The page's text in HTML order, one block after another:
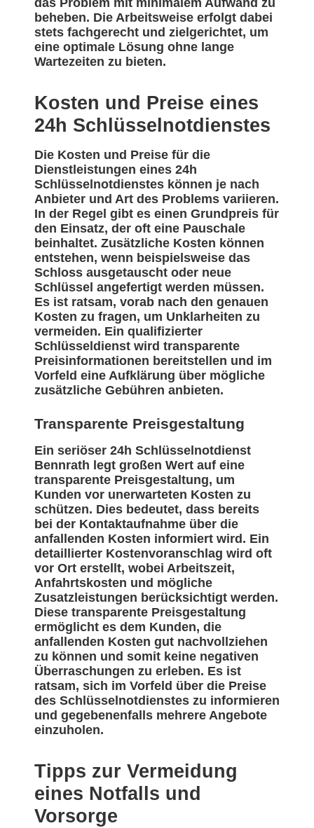
das Problem mit minimalem Aufwand zu
beheben. Die Arbeitsweise erfolgt dabei
stets fachgerecht und zielgerichtet, um
eine optimale Lösung ohne lange
Wartezeiten zu bieten.
Kosten und Preise eines
24h Schlüsselnotdienstes
Die Kosten und Preise für die
Dienstleistungen eines 24h
Schlüsselnotdienstes können je nach
Anbieter und Art des Problems variieren.
In der Regel gibt es einen Grundpreis für
den Einsatz, der oft eine Pauschale
beinhaltet. Zusätzliche Kosten können
entstehen, wenn beispielsweise das
Schloss ausgetauscht oder neue
Schlüssel angefertigt werden müssen.
Es ist ratsam, vorab nach den genauen
Kosten zu fragen, um Unklarheiten zu
vermeiden. Ein qualifizierter
Schlüsseldienst wird transparente
Preisinformationen bereitstellen und im
Vorfeld eine Aufklärung über mögliche
zusätzliche Gebühren anbieten.
Transparente Preisgestaltung
Ein seriöser 24h Schlüsselnotdienst
Bennrath legt großen Wert auf eine
transparente Preisgestaltung, um
Kunden vor unerwarteten Kosten zu
schützen. Dies bedeutet, dass bereits
bei der Kontaktaufnahme über die
anfallenden Kosten informiert wird. Ein
detaillierter Kostenvoranschlag wird oft
vor Ort erstellt, wobei Arbeitszeit,
Anfahrtskosten und mögliche
Zusatzleistungen berücksichtigt werden.
Diese transparente Preisgestaltung
ermöglicht es dem Kunden, die
anfallenden Kosten gut nachvollziehen
zu können und somit keine negativen
Überraschungen zu erleben. Es ist
ratsam, sich im Vorfeld über die Preise
des Schlüsselnotdienstes zu informieren
und gegebenenfalls mehrere Angebote
einzuholen.
Tipps zur Vermeidung
eines Notfalls und
Vorsorge